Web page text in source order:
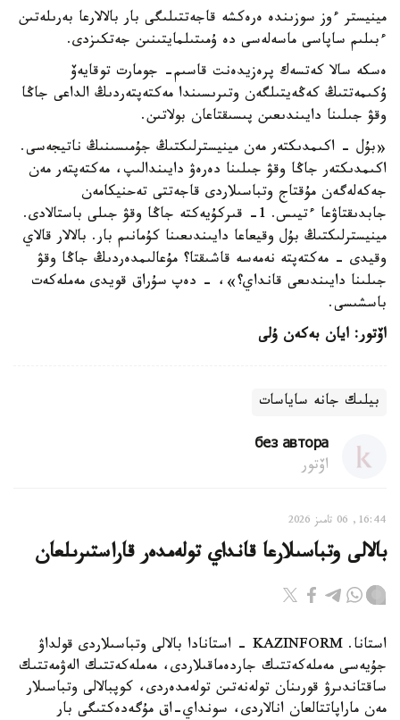
مينيستر ءوز سوزىندە ەرەكشە قاجەتتىلىگى بار بالالارعا بەرىلەتىن
ءبىلىم ساپاسى ماسەلەسى دە ۇمىتىلمايتىنىن جەتكىزدى.
ەسكە سالا كەتسەك پرەزيدەنت قاسىم- جومارت توقايەۆ
ۇكىمەتتىڭ كەڭەيتىلگەن وتىرىسىندا مەكتەپتەردىڭ الداعى جاڭا
وقۋ جىلىنا دايىندىعىن پىسىقتاعان بولاتىن.
«بۇل - اكىمدىكتەر مەن مينيسترلىكتىڭ جۇمىسىنىڭ ناتيجەسى.
اكىمدىكتەر جاڭا وقۋ جىلىنا دەرەۋ دايىندالىپ، مەكتەپتەر مەن
جەكەلەگەن مۇقتاج وتباسىلاردى قاجەتتى تەحنيكامەن
جابدىقتاۋعا ءتيىس. 1- قىركۇيەكتە جاڭا وقۋ جىلى باستالادى.
مينيسترلىكتىڭ بۇل وقيعاعا دايىندىعىنا كۇمانىم بار. بالالار قالاي
وقيدى - مەكتەپتە نەمەسە قاشىقتا؟ مۇعالىمدەردىڭ جاڭا وقۋ
جىلىنا دايىندىعى قانداي؟»، - دەپ سۇراق قويدى مەملەكەت
باسشىسى.
اۆتور: ايان بەكەن ۇلى
بيلىك جانە ساياسات
без автора
اۆتور
16:44, 06 تامىز 2026
بالالى وتباسىلارعا قانداي تولەمدەر قاراستىرىلعان
استانا. KAZINFORM - استانادا بالالى وتباسىلاردى قولداۋ
جۇيەسى مەملەكەتتىك جاردەماقىلاردى، مەملەكەتتىك الەۋمەتتىك
ساقتاندىرۋ قورىنان تولەنەتىن تولەمدەردى، كوپبالالى وتباسىلار
مەن ماراپاتتالعان انالاردى، سونداي-اق مۇگەدەكتىگى بار